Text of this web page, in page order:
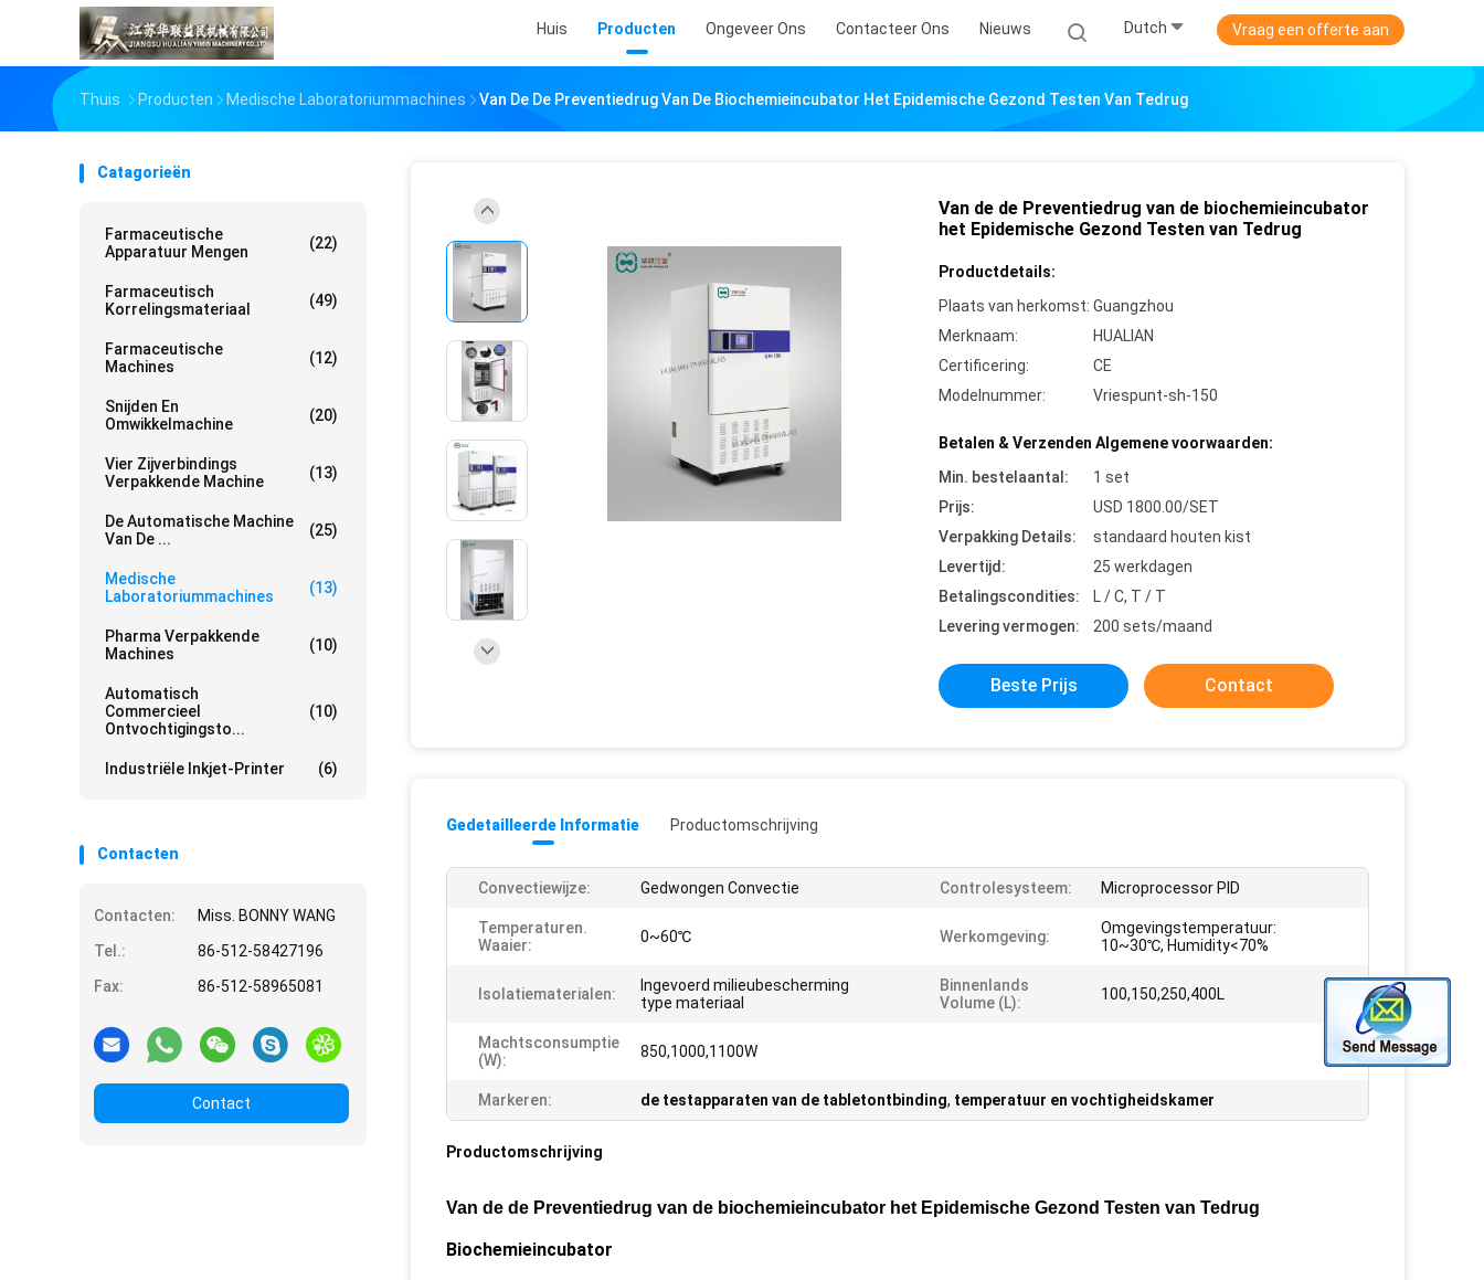
Huis Producten Ongeveer Ons Contacteer Ons Nieuws Dutch Vraag een offerte aan
Thuis Producten Medische Laboratoriummachines Van De De Preventiedrug Van De Biochemieincubator Het Epidemische Gezond Testen Van Tedrug
Catagorieën
Farmaceutische
Apparatuur Mengen
(22)
Farmaceutisch
Korrelingsmateriaal
(49)
Farmaceutische
Machines
(12)
Snijden En
Omwikkelmachine
(20)
Vier Zijverbindings
Verpakkende Machine
(13)
De Automatische Machine
Van De ...
(25)
Medische
Laboratoriummachines
(13)
Pharma Verpakkende
Machines
(10)
Automatisch
Commercieel
Ontvochtigingsto...
(10)
Industriële Inkjet-Printer (6)
Contacten
Contacten:
Miss. BONNY WANG
Tel.:
86-512-58427196
Fax:
86-512-58965081
Contact
Van de de Preventiedrug van de biochemieincubator
het Epidemische Gezond Testen van Tedrug
Productdetails:
Plaats van herkomst: Guangzhou
Merknaam:
HUALIAN
Certificering:
CE
Modelnummer:
Vriespunt-sh-150
Betalen & Verzenden Algemene voorwaarden:
Min. bestelaantal:
1 set
Prijs:
USD 1800.00/SET
Verpakking Details:
standaard houten kist
Levertijd:
25 werkdagen
Betalingscondities:
L / C, T / T
Levering vermogen:
200 sets/maand
Beste Prijs Contact
Gedetailleerde Informatie Productomschrijving
Convectiewijze: Gedwongen Convectie Controlesysteem: Microprocessor PID
Temperaturen.
Waaier:
0~60℃ Werkomgeving:
Omgevingstemperatuur:
10~30℃, Humidity<70%
Isolatiematerialen:
Ingevoerd milieubescherming
type materiaal
Binnenlands
Volume (L):
100,150,250,400L
Machtsconsumptie
(W):
850,1000,1100W
Markeren: de testapparaten van de tabletontbinding, temperatuur en vochtigheidskamer
Productomschrijving
Van de de Preventiedrug van de biochemieincubator het Epidemische Gezond Testen van Tedrug
Biochemieincubator